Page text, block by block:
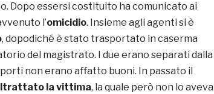
Dopo essersi costituito ha comunicato ai
l’omicidio. Insieme agli agenti si è
, dopodiché è stato trasportato in caserma
del magistrato. I due erano separati dalla
non erano affatto buoni. In passato il
la vittima, la quale però non lo aveva